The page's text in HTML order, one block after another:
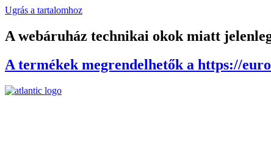
Ugrás a tartalomhoz
A webáruház technikai okok miatt
A termékek megrendelhetők a https://